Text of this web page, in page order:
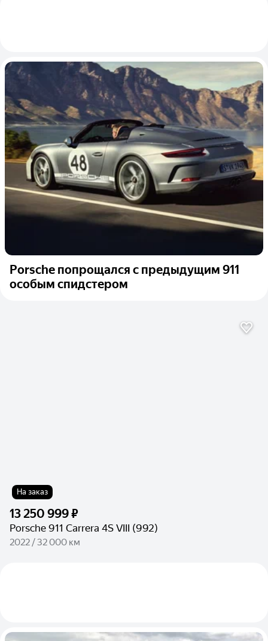
Porsche попрощался с предыдущим 911
особым спидстером
На заказ
13 250 999 ₽
Porsche 911 Carrera 4S VIII (992)
2022 / 32 000 км